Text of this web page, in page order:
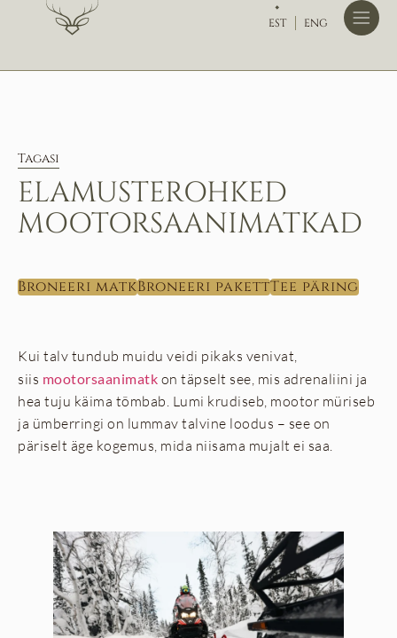
EST ENG
Tagasi
ELAMUSTEROHKED
MOOTORSAANIMATKAD
Broneeri matkBroneeri pakettTee päring
Kui talv tundub muidu veidi pikaks venivat,
siis mootorsaanimatk on täpselt see, mis adrenaliini ja
hea tuju käima tõmbab. Lumi krudiseb, mootor müriseb
ja ümberringi on lummav talvine loodus – see on
päriselt äge kogemus, mida niisama mujalt ei saa.